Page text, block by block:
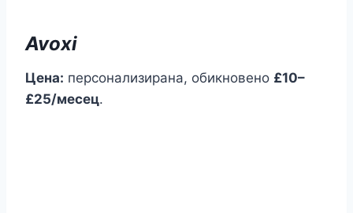
Avoxi
Цена: персонализирана, обикновено £10–
£25/месец.